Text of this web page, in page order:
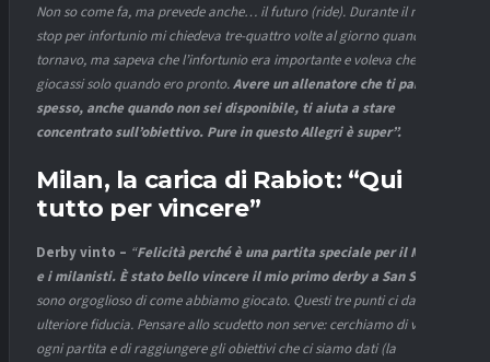
Non so come fa, ma prevede anche… il futuro (ride). Durante il mio
stop per infortunio mi chiedeva tre-quattro volte al giorno quando
tornavo, ma sapeva che l’infortunio era importante e voleva che
giocassi solo quando ero pronto.Avere un allenatore che ti parla
spesso, anche quando non sei disponibile, ti aiuta a stare
concentrato sull’obiettivo. Pure in questo Allegri è super”.
Milan, la carica di Rabiot: “Qui
tutto per vincere”
Derby vinto – “Felicità perché è una partita speciale per il Milan
e i milanisti. È stato bello vincere il mio primo derby a San Siro
sono orgoglioso di come abbiamo giocato. Questi tre punti ci danno
ulteriore fiducia. Pensare allo scudetto non serve: cerchiamo di vincere
ogni partita e di raggiungere gli obiettivi che ci siamo dati (la